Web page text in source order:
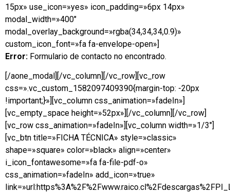
15px» use_icon=»yes» icon_padding=»6px 14px»
modal_width=»400″
modal_overlay_background=»rgba(34,34,34,0.9)»
custom_icon_font=»fa fa-envelope-open»]
Error: Formulario de contacto no encontrado.
[/aone_modal][/vc_column][/vc_row][vc_row
css=».vc_custom_1582097409390{margin-top: -20px
!important;}»][vc_column css_animation=»fadeIn»]
[vc_empty_space height=»52px»][/vc_column][/vc_row]
[vc_row css_animation=»fadeIn»][vc_column width=»1/3″]
[vc_btn title=»FICHA TÉCNICA» style=»classic»
shape=»square» color=»black» align=»center»
i_icon_fontawesome=»fa fa-file-pdf-o»
css_animation=»fadeIn» add_icon=»true»